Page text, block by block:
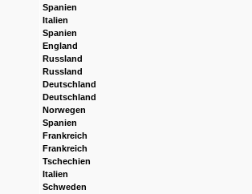
Spanien
Italien
Spanien
England
Russland
Russland
Deutschland
Deutschland
Norwegen
Spanien
Frankreich
Frankreich
Tschechien
Italien
Schweden